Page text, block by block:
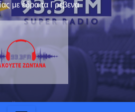
με έδρα τα Γρεβενα